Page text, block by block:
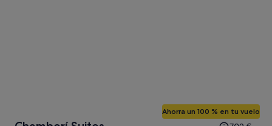
Ahorra un 100 % en tu vuelo